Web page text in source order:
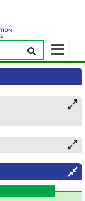
Afficher/
la
barre
navigation